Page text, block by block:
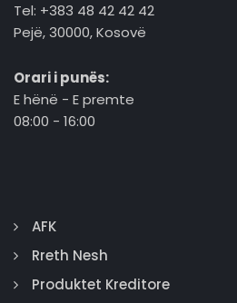
Tel: +383 48 42 42 42
Pejë, 30000, Kosovë
Orari i punës:
E hënë - E premte
08:00 - 16:00
AFK
Rreth Nesh
Produktet Kreditore